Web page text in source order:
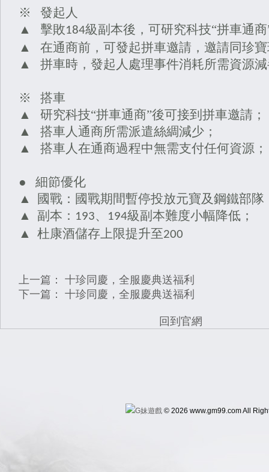
※ 發起人
▲ 擊敗184級副本後，可研究科技“拼車通商
▲ 在通商前，可發起拼車邀請，邀請同珍
▲ 拼車時，發起人處理事件消耗所需資源
※ 搭車
▲ 研究科技“拼車通商”後可接到拼車邀請；
▲ 搭車人通商所需派遣絲綢減少；
▲ 搭車人在通商過程中無需支付任何資源；
● 細節優化
▲ 國戰：國戰期間暫停投放元寶及鋼鐵部隊
▲ 副本： 193、 194級副本難度小幅降低；
▲ 杜康酒儲存上限提升至200
上一篇：
十珍同慶，全服慶典送福利
下一篇：
十珍同慶，全服慶典送福利
回到官網
© 2026 www.gm99.com All